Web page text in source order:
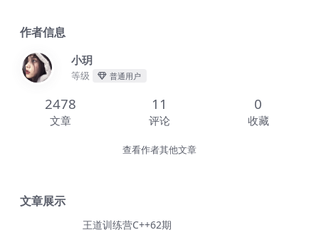
作者信息
小玥
等级 普通用户
2478
文章
11
评论
0
收藏
查看作者其他文章
文章展示
王道训练营C++62期